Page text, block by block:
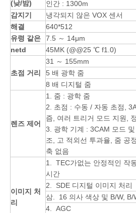
(낮/밤)
인간 : 1300m
감지기
냉각되지 않은 VOX 센서
해결
640*512
유령 같은
7.5 ～ 14μm
netd
45MK (@@25 ℃ f1.0)
초점 거리
31 ～ 155mm
5 배 광학 줌
8 배 디지털 줌
렌즈 제어
1. 줌 : 광학 줌
2. 초점 : 수동 / 자동 초점,
즘, 여러 트리거 모드 지원,
3. 광학 기계 : 3CAM 모드
조, 고 적외선 투과율, 줌 공
축 없음
이미지 처
리
1. TEC가없는 안정적인 작
시간
2. SDE 디지털 이미지 처리
삼. 16 의사 색상 및 B/W, B/
4. AGC